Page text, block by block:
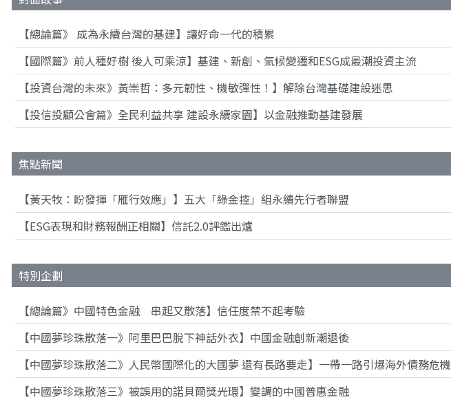
【總論篇》 成為永續台灣的基建】讓好命一代的積累
【國際篇》前人種好樹 後人可乘涼】基建、新創、氣候變遷和ESG成最潮投資主流
【投資台灣的未來》黃崇哲：多元韌性、機敏彈性！】解除台灣基礎建設迷思
【投信投顧公會篇》全民利益共享 建設永續家園】以金融推動基建發展
焦點新聞
【黃天牧：盼發揮「雁行效應」】五大「綠金控」組永續先行者聯盟
【ESG表現和財務報酬正相關】信託2.0評鑑出爐
特別企劃
【總論篇》中國特色金融 串起又散落】信任度禁不起考驗
【中國夢珍珠散落一》阿里巴巴脫下神話外衣】中國金融創新潮退後
【中國夢珍珠散落二》人民幣國際化的大國夢 還有長路要走】一帶一路引爆海外債務危機
【中國夢珍珠散落三》被誤用的諾貝爾獎光環】變調的中國普惠金融